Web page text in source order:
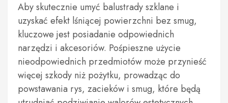
Aby skutecznie umyć balustrady szklane i
uzyskać efekt lśniącej powierzchni bez smug,
kluczowe jest posiadanie odpowiednich
narzędzi i akcesoriów. Pośpieszne użycie
nieodpowiednich przedmiotów może przynieść
więcej szkody niż pożytku, prowadząc do
powstawania rys, zacieków i smug, które będą